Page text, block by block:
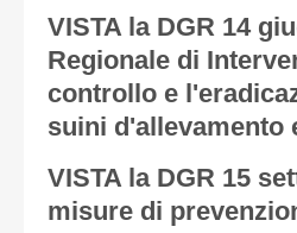
VISTA la DGR 14
Regionale di
controllo e
suini d'allevamento
VISTA la DGR 15
misure di